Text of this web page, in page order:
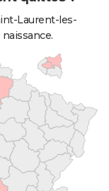
Laurent-les-